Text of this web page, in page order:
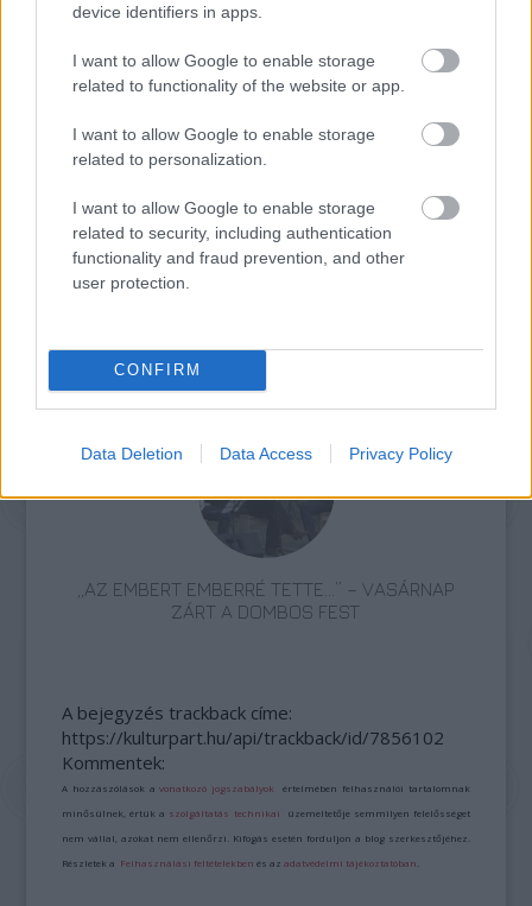
device identifiers in apps.
I want to allow Google to enable storage
related to functionality of the website or app.
I want to allow Google to enable storage
related to personalization.
I want to allow Google to enable storage
related to security, including authentication
functionality and fraud prevention, and other
user protection.
CONFIRM
Data Deletion Data Access Privacy Policy
ELSTARTOLT A MŰVÉSZETEK VÖLGYE
AZ EMBERSÉG ÜNNEPE
„AZ EMBERT EMBERRÉ TETTE…” – VASÁRNAP
ZÁRT A DOMBOS FEST
A bejegyzés trackback címe:
https://kulturpart.hu/api/trackback/id/7856102
Kommentek:
A hozzászólások avonatkozó jogszabályok értelmében felhasználói tartalomnak
minősülnek, értük a szolgáltatás technikai üzemeltetője semmilyen felelősséget
nem vállal, azokat nem ellenőrzi. Kifogás esetén forduljon a blog szerkesztőjéhez.
Részletek a Felhasználási feltételekben és azadatvédelmi tájékoztatóban